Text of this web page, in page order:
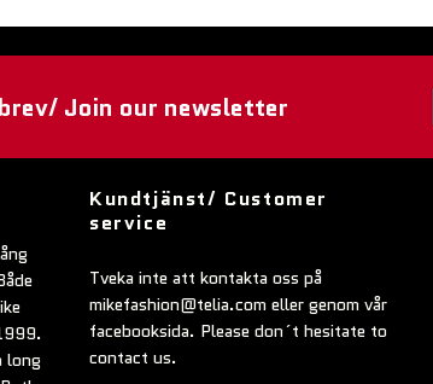
Join our newsletter
long
Kundtjänst/ Customer
service
Tveka inte att kontakta oss på
mikefashion@telia.com eller genom vår
facebooksida. Please don´t hesitate to
contact us.